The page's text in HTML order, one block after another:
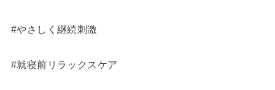
#やさしく継続刺激
#就寝前リラックスケア